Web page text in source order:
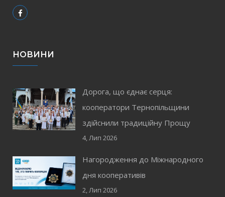
НОВИНИ
Дорога, що єднає серця:
кооператори Тернопільщини
здійснили традиційну Прощу
4, Лип 2026
Нагородження до Міжнародного
дня кооперативів
2, Лип 2026